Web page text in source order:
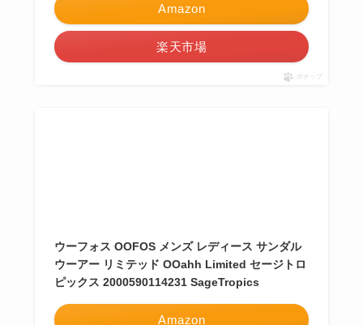
Amazon
楽天市場
ポチップ
ウーフォス OOFOS メンズ レディース サンダル
ウーアー リミテッド OOahh Limited セージトロ
ピックス 2000590114231 SageTropics
Amazon